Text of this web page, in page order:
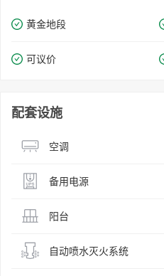
黄金地段
可议价
配套设施
空调
备用电源
阳台
自动喷水灭火系统